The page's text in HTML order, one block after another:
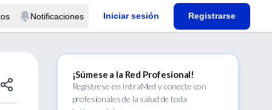
Notificaciones Iniciar sesión Registrarse
¡Súmese a la Red Profesional!
Regístrese en IntraMed y conecte con
profesionales de la salud de toda